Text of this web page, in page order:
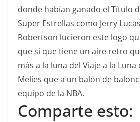
donde habían ganado el Título
Super Estrellas como Jerry
Robertson lucieron este logo
que si que tiene un aire retro
más a la luna del Viaje a la Luna
Melies que a un balón de
equipo de la NBA.
Comparte esto: